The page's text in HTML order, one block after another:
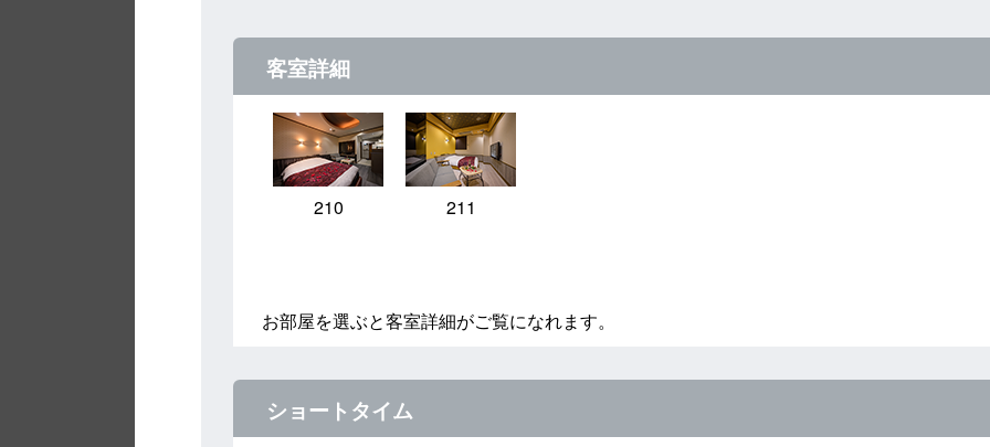
客室詳細
210 211
お部屋を選ぶと客室詳細がご覧になれます。
ショートタイム